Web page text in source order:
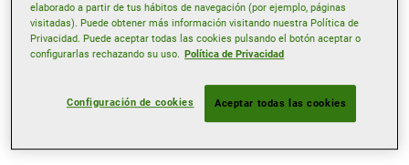
Ver número de teléfono
gernika@gng.es
Lunes 09:00
18:00
elaborado a partir de tus hábitos de navegación (por ejemplo, páginas
visitadas). Puede obtener más información visitando nuestra Política de
Privacidad. Puede aceptar todas las cookies pulsando el botón aceptar o
configurarlas rechazando su uso. Política de Privacidad
Configuración de cookies Aceptar todas las cookies